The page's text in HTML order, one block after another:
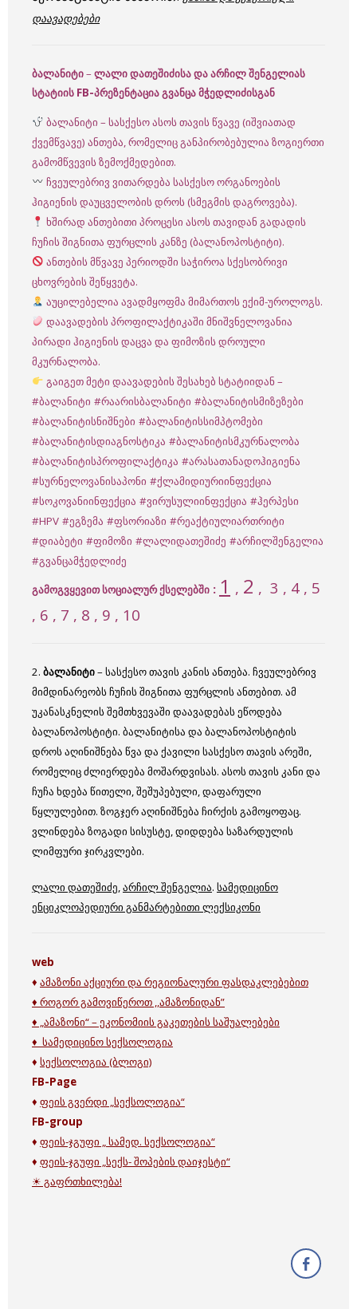
დაავადებები
ბალანიტი– ლალი დათეშიძისა და არჩილ შენგელიას
სტატიის FB-პრეზენტაცია გვანცა მჭედლიძისგან
ბალანიტი – სასქესო ასოს თავის წვავე (იშვიათად
ქვემწვავე) ანთება, რომელიც განპირობებულია ზოგიერთი
გამომწვევის ზემოქმედებით.
ჩვეულებრივ ვითარდება სასქესო ორგანოების
ჰიგიენის დაუცველობის დროს (სმეგმის დაგროვება).
ხშირად ანთებითი პროცესი ასოს თავიდან გადადის
ჩუჩის შიგნითა ფურცლის კანზე (ბალანოპოსტიტი).
ანთების მწვავე პერიოდში საჭიროა სქესობრივი
ცხოვრების შეწყვეტა.
აუცილებელია ავადმყოფმა მიმართოს ექიმ-უროლოგს.
დაავადების პროფილაქტიკაში მნიშვნელოვანია
პირადი ჰიგიენის დაცვა და ფიმოზის დროული
მკურნალობა.
გაიგეთ მეტი დაავადების შესახებ სტატიიდან –
#ბალანიტი #რაარისბალანიტი #ბალანიტისმიზეზები
#ბალანიტისნიშნები #ბალანიტისსიმპტომები
#ბალანიტისდიაგნოსტიკა #ბალანიტისმკურნალობა
#ბალანიტისპროფილაქტიკა #არასათანადოჰიგიენა
#სურნელოვანისაპონი #ქლამიდიურიინფექცია
#სოკოვანიინფექცია #ვირუსულიინფექცია #ჰერპესი
#HPV #ეგზემა #ფსორიაზი #რეაქტიულიართრიტი
#დიაბეტი #ფიმოზი #ლალიდათეშიძე #არჩილშენგელია
#გვანცამჭედლიძე
გამოგვყევით სოციალურ ქსელებში : 1 , 2 , 3 , 4 , 5
, 6 , 7 , 8 , 9 , 10
2. ბალანიტი– სასქესო თავის კანის ანთება. ჩვეულებრივ
მიმდინარეობს ჩუჩის შიგნითა ფურცლის ანთებით. ამ
უკანასკნელის შემთხვევაში დაავადებას ეწოდება
ბალანოპოსტიტი. ბალანიტისა და ბალანოპოსტიტის
დროს აღინიშნება წვა და ქავილი სასქესო თავის არეში,
რომელიც ძლიერდება მოშარდვისას. ასოს თავის კანი და
ჩუჩა ხდება წითელი, შეშუპებული, დაფარული
წყლულებით. ზოგჯერ აღინიშნება ჩირქის გამოყოფაც.
ვლინდება ზოგადი სისუსტე, დიდდება საზარდულის
ლიმფური ჯირკვლები.
ლალი დათეშიძე,არჩილ შენგელია. სამედიცინო
ენციკლოპედიური განმარტებითი ლექსიკონი
web
♦ ამაზონი აქციური და რეგიონალური ფასდაკლებებით
♦ როგორ გამოვიწეროთ ,,ამაზონიდან”
♦ „ამაზონი“ – ეკონომიის გაკეთების საშუალებები
♦ სამედიცინო სექსოლოგია
♦ სექსოლოგია (ბლოგი)
FB-Page
♦ ფეის გვერდი „სექსოლოგია“
FB-group
♦ ფეის-ჯგუფი „ სამედ. სექსოლოგია“
♦ ფეის-ჯგუფი „სექს- შოპების დაიჯესტი“
☀ გაფრთხილება!